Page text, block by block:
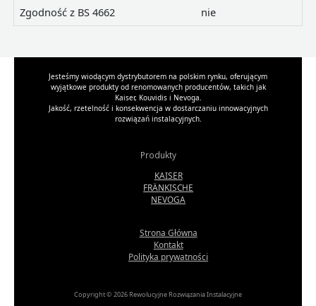
Zgodność z BS 4662
nie
Jesteśmy wiodącym dystrybutorem na polskim rynku, oferującym
wyjątkowe produkty od renomowanych producentów, takich jak
Kaiser, Kouvidis i Nevoga.
Jakość, rzetelność i konsekwencja w dostarczaniu innowacyjnych
rozwiązań instalacyjnych.
Produkty
KAISER
FRÄNKISCHE
NEVOGA
Strona Główna
Kontakt
Polityka prywatności
Copyright © 2026 Rewolucyjne Rozwiązania Instalacyjne